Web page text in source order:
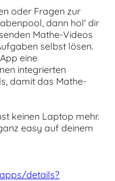
oder Fragen zur
dann hol' dir
Mathe-Videos
selbst lösen.
eine
integrierten
damit das Mathe-
keinen Laptop mehr.
easy auf deinem
details?